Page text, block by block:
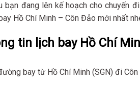
bạn đang lên kế hoạch cho chuyến
Hồ Chí Minh – Côn Đảo mới nhất
tin lịch bay Hồ Chí
bay từ Hồ Chí Minh (SGN) đi